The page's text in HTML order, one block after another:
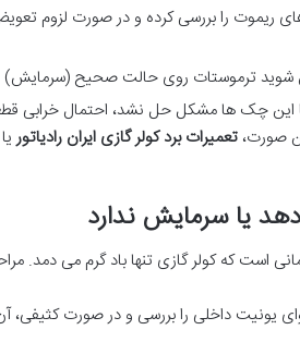
ترموستات روی حالت صحیح (سرمایش)
این چک ها مشکل حل نشد، احتمال خرابی
صورت،تعمیرات برد کولر گازی ایران رادیاتور
یا سرمایش ندارد
است که کولر گازی تنها باد گرم می دمد.
یونیت داخلی را بررسی و در صورت کثیفی،